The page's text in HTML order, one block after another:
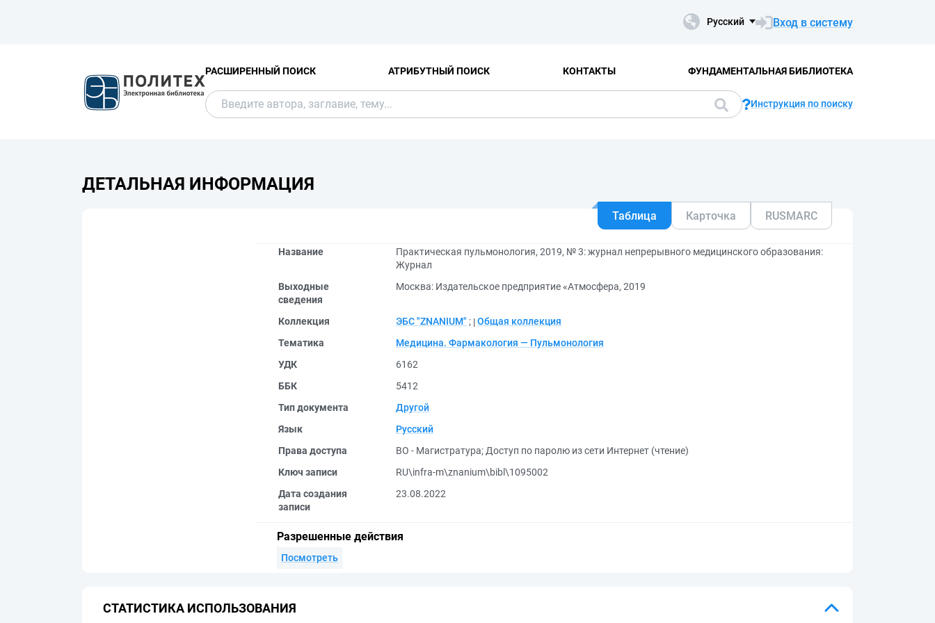
Русский Вход в систему
РАСШИРЕННЫЙ ПОИСК АТРИБУТНЫЙ ПОИСК КОНТАКТЫ ФУНДАМЕНТАЛЬНАЯ БИБЛИОТЕКА
Инструкция по поиску
ДЕТАЛЬНАЯ ИНФОРМАЦИЯ
Таблица Карточка RUSMARC
Название
Практическая пульмонология, 2019, № 3: журнал непрерывного медицинского образования:
Журнал
Выходные
сведения
Москва: Издательское предприятие «Атмосфера, 2019
Коллекция ЭБС "ZNANIUM" ; Общая коллекция
Тематика
Медицина. Фармакология — Пульмонология
УДК
6162
ББК
5412
Тип документа
Другой
Язык
Русский
Права доступа
ВО - Магистратура; Доступ по паролю из сети Интернет (чтение)
Ключ записи
RU\infra-m\znanium\bibl\1095002
Дата создания
записи
23.08.2022
Разрешенные действия
Посмотреть
СТАТИСТИКА ИСПОЛЬЗОВАНИЯ